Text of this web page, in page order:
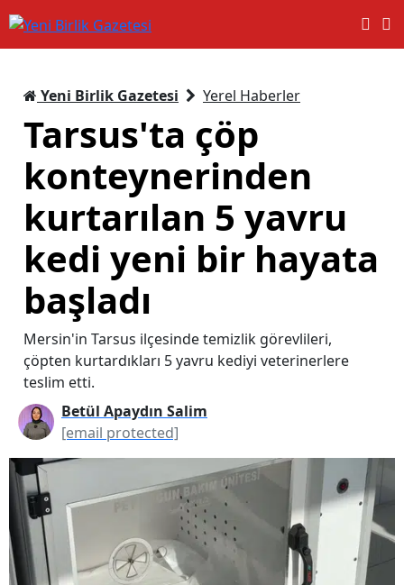
Yeni Birlik Gazetesi Yerel Haberler
Tarsus'ta çöp
konteynerinden
kurtarılan 5 yavru
kedi yeni bir hayata
başladı
Mersin'in Tarsus ilçesinde temizlik görevlileri,
çöpten kurtardıkları 5 yavru kediyi veterinerlere
teslim etti.
Betül Apaydın Salim
[email protected]